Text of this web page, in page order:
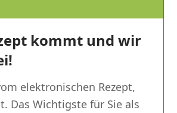
kommt und wir
elektronischen Rezept,
Das Wichtigste für Sie als